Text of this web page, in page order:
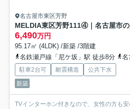
名古屋市東区芳野
6,490万円
95.17㎡ (4LDK) /新築 /3階建
名鉄瀬戸線「尼ケ坂」駅 徒歩8分
名
駐車2台可 耐震構造
公共下水
新築
TVインターホン付きなので、女性の方も